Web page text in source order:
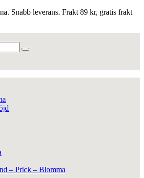
Snabb leverans. Frakt 89 kr, gratis frakt
– Prick – Blomma